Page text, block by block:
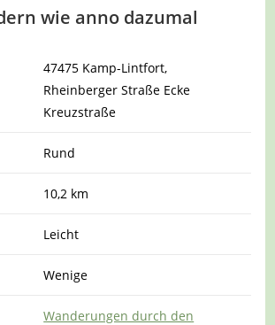
wie anno dazumal
47475 Kamp-Lintfort,
Rheinberger Straße Ecke
Kreuzstraße
Rund
10,2 km
Leicht
Wenige
Wanderungen durch den